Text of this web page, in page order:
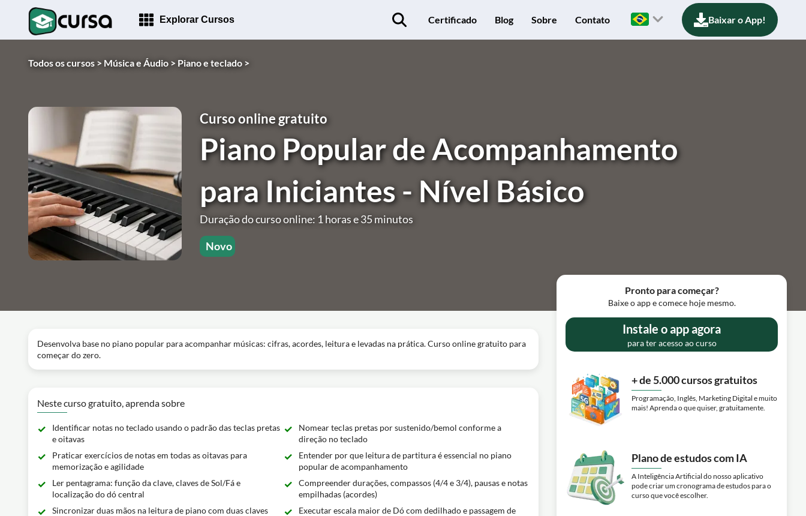
Explorar Cursos Certificado Blog Sobre Contato Baixar o App!
Todos os cursos > Música e Áudio > Piano e teclado >
Curso online gratuito
Piano Popular de Acompanhamento
para Iniciantes - Nível Básico
Duração do curso online: 1 horas e 35 minutos
Novo
Desenvolva base no piano popular para acompanhar músicas: cifras, acordes, leitura e levadas na prática. Curso online gratuito para
começar do zero.
Neste curso gratuito, aprenda sobre
Identificar notas no teclado usando o padrão das teclas pretas
e oitavas
Nomear teclas pretas por sustenido/bemol conforme a
direção no teclado
Praticar exercícios de notas em todas as oitavas para
memorização e agilidade
Entender por que leitura de partitura é essencial no piano
popular de acompanhamento
Ler pentagrama: função da clave, claves de Sol/Fá e
localização do dó central
Compreender durações, compassos (4/4 e 3/4), pausas e notas
empilhadas (acordes)
Sincronizar duas mãos na leitura de piano com duas claves
Executar escala maior de Dó com dedilhado e passagem de
Pronto para começar?
Baixe o app e comece hoje mesmo.
Instale o app agora
para ter acesso ao curso
+ de 5.000 cursos gratuitos
Programação, Inglês, Marketing Digital e muito
mais! Aprenda o que quiser, gratuitamente.
Plano de estudos com IA
A Inteligência Artificial do nosso aplicativo
pode criar um cronograma de estudos para o
curso que você escolher.